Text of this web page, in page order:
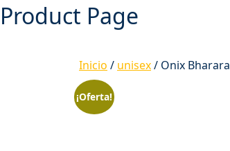
Product Page
Inicio / unisex/ Onix Bharara
¡Oferta!